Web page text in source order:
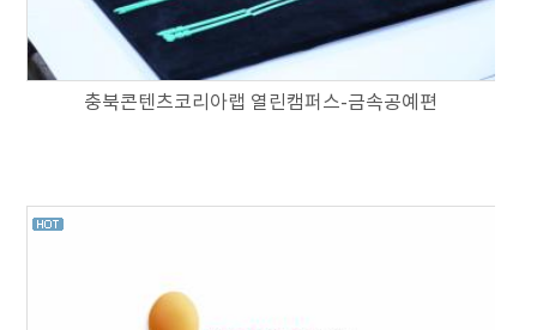
충북콘텐츠코리아랩 열린캠퍼스-금속공예편